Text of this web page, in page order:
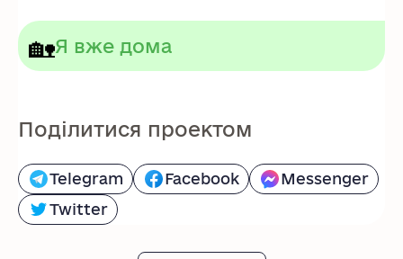
🏡Я вже дома
Поділитися проектом
Telegram Facebook
Messenger
Twitter